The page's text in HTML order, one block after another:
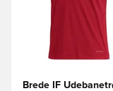
Brede IF